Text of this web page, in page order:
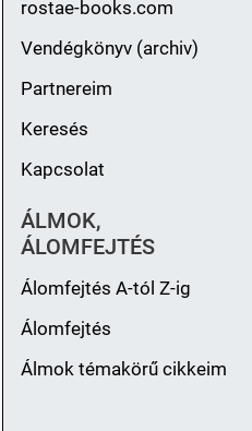
rostae-books.com
Vendégkönyv (archiv)
Partnereim
Keresés
Kapcsolat
ÁLMOK,
ÁLOMFEJTÉS
Álomfejtés A-tól Z-ig
Álomfejtés
Álmok témakörű cikkeim